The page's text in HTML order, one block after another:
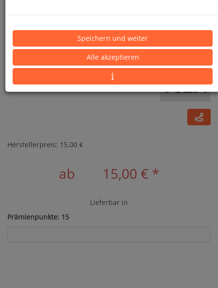
Tusa Maskenbandschutz - Neopren
Artikelnr.: tus-MS20master
Herstellerpreis: 15,00 €
ab 15,00 € *
Lieferbar in
Prämienpunkte: 15
Speichern und weiter
Alle akzeptieren